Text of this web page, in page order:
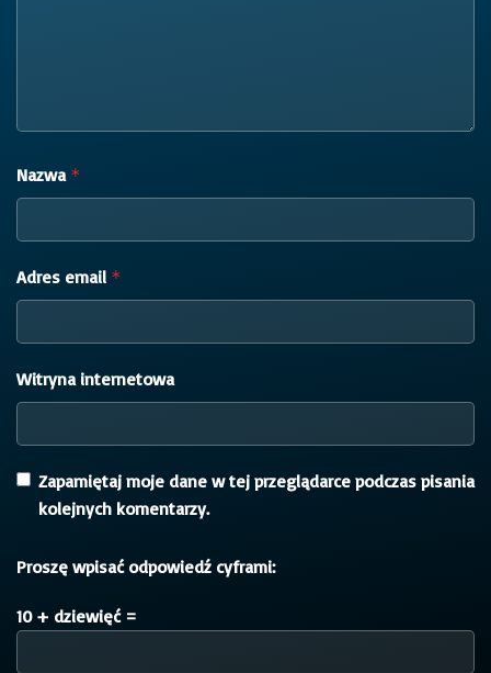
Nazwa *
Adres email *
Witryna internetowa
Zapamiętaj moje dane w tej przeglądarce podczas pisania
kolejnych komentarzy.
Proszę wpisać odpowiedź cyframi:
10 + dziewięć =